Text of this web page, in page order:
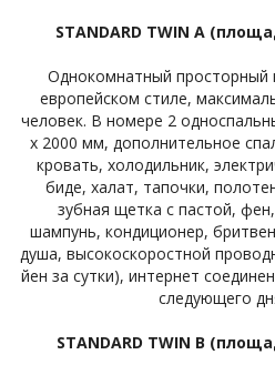
STANDARD TWIN A
Однокомнатный просторный
европейском стиле,
человек. В номере 2
x 2000 мм, дополнительное
кровать, холодильник,
биде, халат, тапочки,
зубная щетка с пастой,
шампунь, кондиционер,
душа, высокоскоростной
йен за сутки), интернет
следующего
STANDARD TWIN B